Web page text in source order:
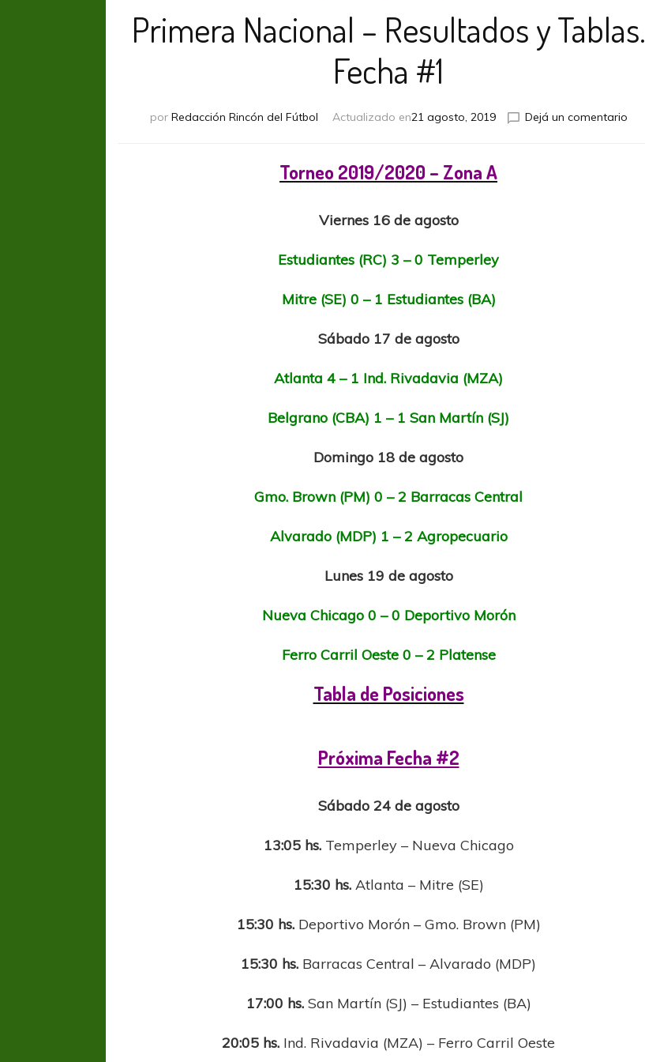
Primera Nacional – Resultados y Tablas.
Fecha #1
por Redacción Rincón del Fútbol Actualizado en21 agosto, 2019 Dejá un comentarioen
Torneo 2019/2020 – Zona A
Viernes 16 de agosto
Estudiantes (RC) 3 – 0 Temperley
Mitre (SE) 0 – 1 Estudiantes (BA)
Sábado 17 de agosto
Atlanta 4 – 1 Ind. Rivadavia (MZA)
Belgrano (CBA) 1 – 1 San Martín (SJ)
Domingo 18 de agosto
Gmo. Brown (PM) 0 – 2 Barracas Central
Alvarado (MDP) 1 – 2 Agropecuario
Lunes 19 de agosto
Nueva Chicago 0 – 0 Deportivo Morón
Ferro Carril Oeste 0 – 2 Platense
Tabla de Posiciones
Próxima Fecha #2
Sábado 24 de agosto
13:05 hs.Temperley – Nueva Chicago
15:30 hs.Atlanta – Mitre (SE)
15:30 hs.Deportivo Morón – Gmo. Brown (PM)
15:30 hs. Barracas Central – Alvarado (MDP)
17:00 hs.San Martín (SJ) – Estudiantes (BA)
20:05 hs. Ind. Rivadavia (MZA) – Ferro Carril Oeste